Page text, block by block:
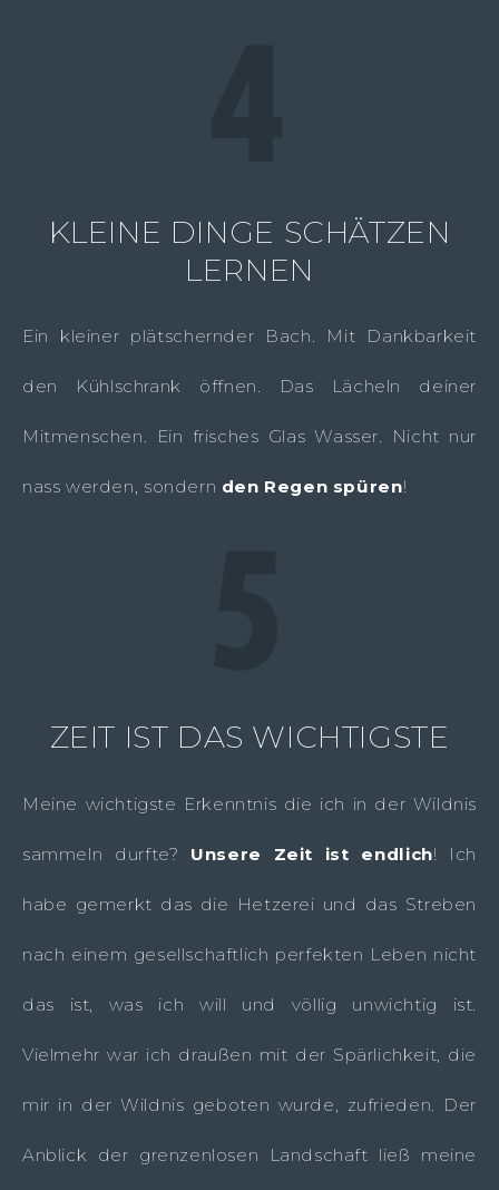
KLEINE DINGE SCHÄTZEN
LERNEN
Ein kleiner plätschernder Bach. Mit Dankbarkeit
den Kühlschrank öffnen. Das Lächeln deiner
Mitmenschen. Ein frisches Glas Wasser. Nicht nur
nass werden, sondern den Regen spüren!
ZEIT IST DAS WICHTIGSTE
Meine wichtigste Erkenntnis die ich in der Wildnis
sammeln durfte? Unsere Zeit ist endlich! Ich
habe gemerkt das die Hetzerei und das Streben
nach einem gesellschaftlich perfekten Leben nicht
das ist, was ich will und völlig unwichtig ist.
Vielmehr war ich draußen mit der Spärlichkeit, die
mir in der Wildnis geboten wurde, zufrieden. Der
Anblick der grenzenlosen Landschaft ließ meine